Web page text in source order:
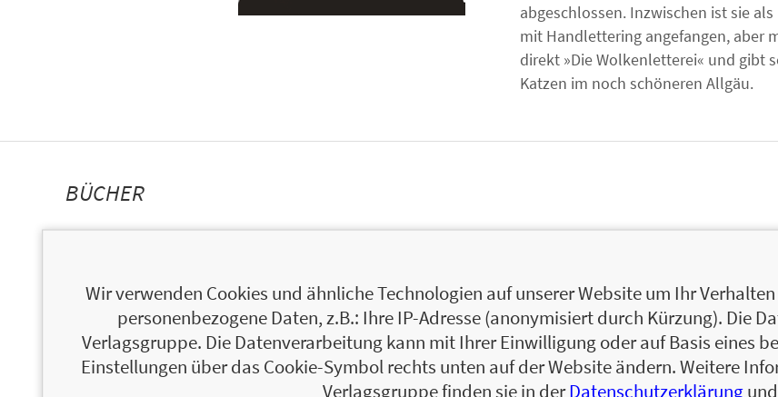
abgeschlossen. Inzwischen ist sie
mit Handlettering angefangen, aber
direkt »Die Wolkenletterei« und gibt
Katzen im noch schöneren Allgäu.
BÜCHER
Wir verwenden Cookies und ähnliche Technologien auf unserer Website um Ihr
personenbezogene Daten, z.B.: Ihre IP-Adresse (anonymisiert durch Kürzung). Die
Verlagsgruppe. Die Datenverarbeitung kann mit Ihrer Einwilligung oder auf Basis eines
Einstellungen über das Cookie-Symbol rechts unten auf der Website ändern. Weitere
Verlagsgruppe finden sie in derDatenschutzerklärung